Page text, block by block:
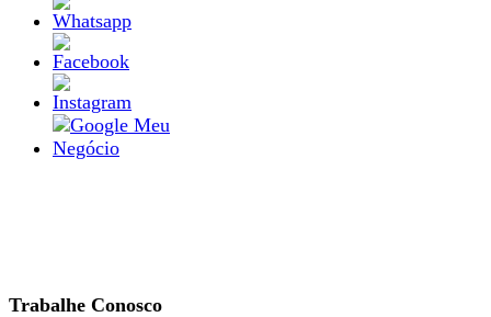
Trabalhe Conosco